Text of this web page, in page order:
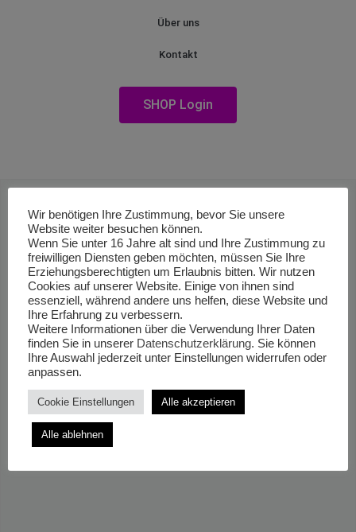
Über uns
Kontakt
SHOP Login
Wir benötigen Ihre Zustimmung, bevor Sie unsere
Website weiter besuchen können.
Wenn Sie unter 16 Jahre alt sind und Ihre Zustimmung zu
freiwilligen Diensten geben möchten, müssen Sie Ihre
Erziehungsberechtigten um Erlaubnis bitten. Wir nutzen
Cookies auf unserer Website. Einige von ihnen sind
essenziell, während andere uns helfen, diese Website und
Ihre Erfahrung zu verbessern.
Weitere Informationen über die Verwendung Ihrer Daten
finden Sie in unserer Datenschutzerklärung. Sie können
Ihre Auswahl jederzeit unter Einstellungen widerrufen oder
anpassen.
Cookie Einstellungen Alle akzeptieren
Alle ablehnen